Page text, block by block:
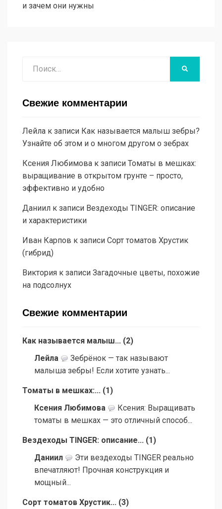
и зачем они нужны
Свежие комментарии
Лейла к записи Как называется малыш зебры?
Узнайте об этом и о многом другом о зебрах
Ксения Любимова к записи Томаты в мешках:
выращивание в открытом грунте – просто,
эффективно и удобно
Даниил к записи Вездеходы TINGER: описание
и характеристики
Иван Карпов к записи Сорт томатов Хрустик
(гибрид)
Виктория к записи Загадочные цветы, похожие
на подсолнух
Свежие комментарии
Как называется малыш... (2)
Лейла
Зебрёнок — так называют
малыша зебры! Если хотите узнать...
Томаты в мешках:... (1)
Ксения Любимова
Ксения: Выращивать
томаты в мешках — это отличный способ...
Вездеходы TINGER: описание... (1)
Даниил
Эти вездеходы TINGER реально
впечатляют! Прочная конструкция и
мощный...
Сорт томатов Хрустик... (3)